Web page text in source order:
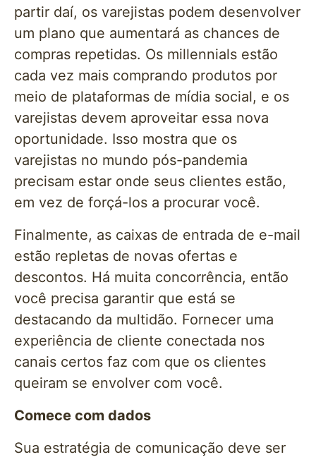
partir daí, os varejistas podem desenvolver
um plano que aumentará as chances de
compras repetidas. Os millennials estão
cada vez mais comprando produtos por
meio de plataformas de mídia social, e os
varejistas devem aproveitar essa nova
oportunidade. Isso mostra que os
varejistas no mundo pós-pandemia
precisam estar onde seus clientes estão,
em vez de forçá-los a procurar você.
Finalmente, as caixas de entrada de e-mail
estão repletas de novas ofertas e
descontos. Há muita concorrência, então
você precisa garantir que está se
destacando da multidão. Fornecer uma
experiência de cliente conectada nos
canais certos faz com que os clientes
queiram se envolver com você.
Comece com dados
Sua estratégia de comunicação deve ser